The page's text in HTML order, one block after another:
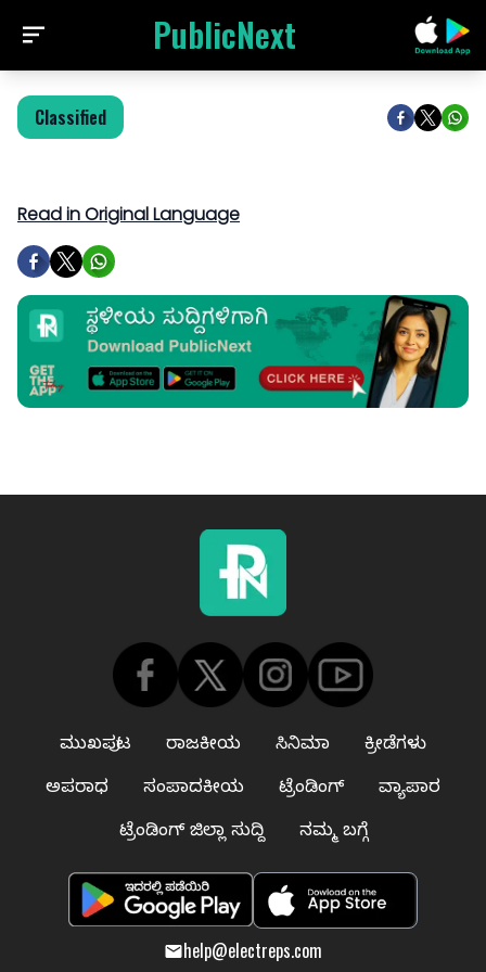
PublicNext
Classified
Read in Original Language
ಮುಖಪುಟ ರಾಜಕೀಯ ಸಿನಿಮಾ
ಕ್ರೀಡೆಗಳು
ಅಪರಾಧ
ಸಂಪಾದಕೀಯ ಟ್ರೆಂಡಿಂಗ್
ವ್ಯಾಪಾರ
ಟ್ರೆಂಡಿಂಗ್ ಜಿಲ್ಲಾ ಸುದ್ದಿ
ನಮ್ಮ ಬಗ್ಗೆ
help@electreps.com